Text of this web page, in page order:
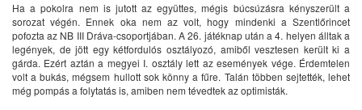
Ha a pokolra nem is jutott az együttes, mégis búcsúzásra kényszerült a
sorozat végén. Ennek oka nem az volt, hogy mindenki a Szentlőrincet
pofozta az NB III Dráva-csoportjában. A 26. játéknap után a 4. helyen álltak a
legények, de jött egy kétfordulós osztályozó, amiből vesztesen került ki a
gárda. Ezért aztán a megyei I. osztály lett az események vége. Érdemtelen
volt a bukás, mégsem hullott sok könny a fűre. Talán többen sejtették, lehet
még pompás a folytatás is, amiben nem tévedtek az optimisták.